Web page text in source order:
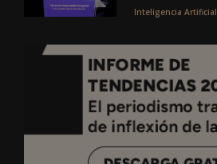
Inteligencia Artificial